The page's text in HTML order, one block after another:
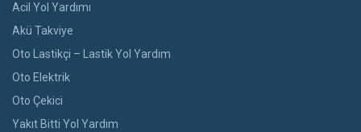
Acil Yol Yardımı
Akü Takviye
Oto Lastikçi – Lastik Yol Yardım
Oto Elektrik
Oto Çekici
Yakıt Bitti Yol Yardım